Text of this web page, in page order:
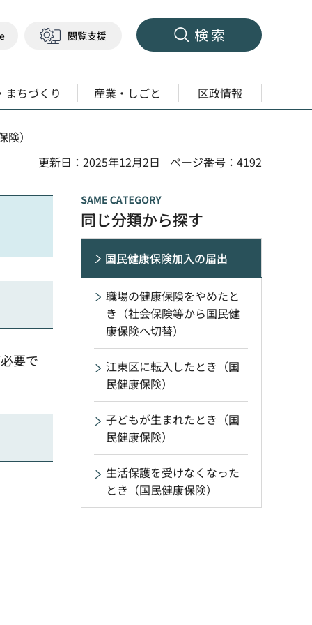
閲覧支援 検索
まちづくり 産業・しごと 区政情報
）
更新日：2025年12月2日
ページ番号：4192
要で
同じ分類から探す
国民健康保険加入の届出
職場の健康保険をやめたと
き（社会保険等から国民健
康保険へ切替）
江東区に転入したとき（国
民健康保険）
子どもが生まれたとき（国
民健康保険）
生活保護を受けなくなった
とき（国民健康保険）